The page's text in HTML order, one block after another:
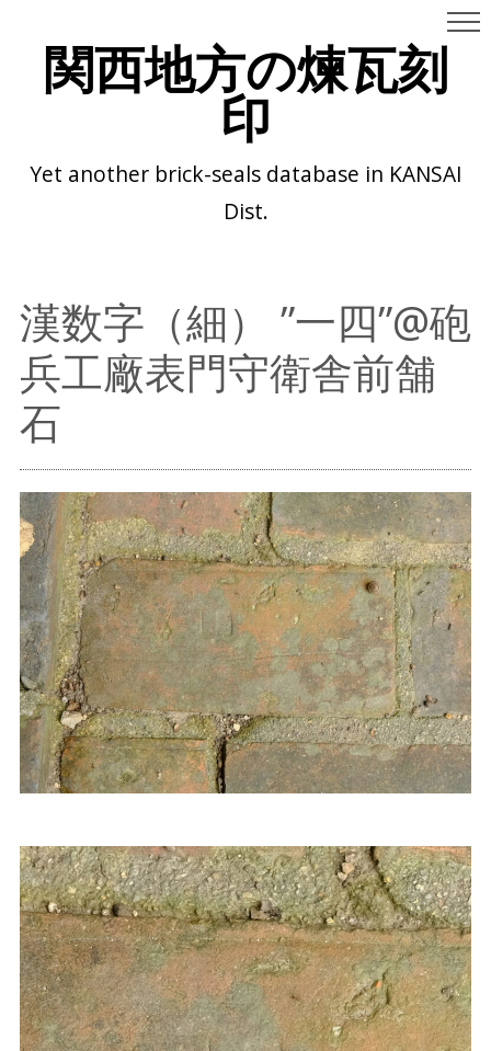
関西地方の煉瓦刻
印
Yet another brick-seals database in KANSAI
Dist.
漢数字（細） ”一四”@砲
兵工廠表門守衛舎前舗
石